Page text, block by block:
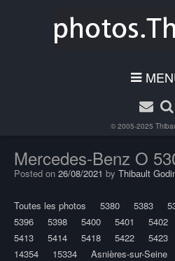
© 2005-2025
Mercedes-Benz O
Posted on 26/08/2021 by Thibault
Toutes les photos 5380 5383
5396
5398 5400 5401 5402
5413
5414 5418 5422 5423
14354
15334 Asnières-sur-Seine